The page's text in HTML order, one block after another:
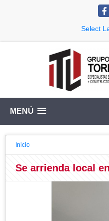
Select
MENÚ
Inicio
Se arrienda local